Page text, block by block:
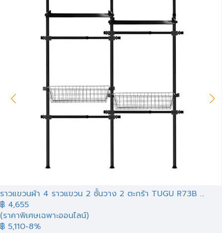
ราวแขวนผ้า 4 ราวแขวน 2 ชั้นวาง 2 ตะกร้า TUGU R73B ...
฿ 4,655
(ราคาพิเศษเฉพาะออนไลน์)
฿ 5,110-8%